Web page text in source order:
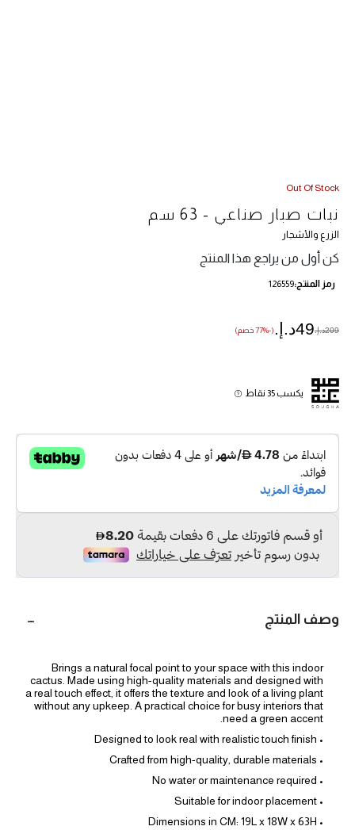
Out Of Stock
نبات صبار صناعي - 63 سم
الزرع والأشجار
كن أول من يراجع هذا المنتج
رمز المنتج 126559
49د.إ.‏ (-77% خصم) 209د.إ.‏
يكسب 35 نقاط
وصف المنتج
Brings a natural focal point to your space with this indoor
cactus. Made using high-quality materials and designed with
a real touch effect, it offers the texture and look of a living plant
without any upkeep. A practical choice for busy interiors that
need a green accent.
• Designed to look real with realistic touch finish
• Crafted from high-quality, durable materials
• No water or maintenance required
• Suitable for indoor placement
• Dimensions in CM: 19L x 18W x 63H